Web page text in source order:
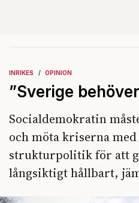
INRIKES OPINION
”Sverige
Socialdemokratin
och möta kriserna
strukturpolitik för att
långsiktigt hållbart,